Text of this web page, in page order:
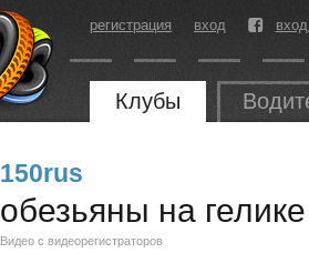
регистрация вход
Клубы
150rus
обезьяны на гелике
Видео с видеорегистраторов